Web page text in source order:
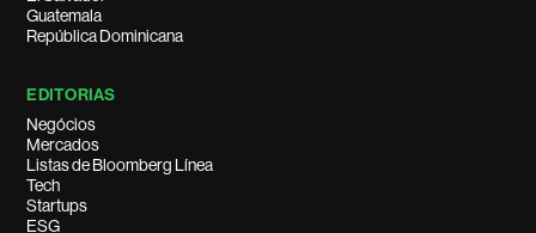
Guatemala
República Dominicana
EDITORIAS
Negócios
Mercados
Listas de Bloomberg Línea
Tech
Startups
ESG